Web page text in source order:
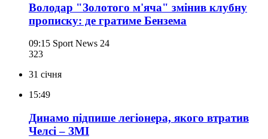
Володар "Золотого м'яча" змінив клубну
прописку: де гратиме Бензема
09:15 Sport News 24
323
31 січня
15:49
Динамо підпише легіонера, якого втратив
Челсі – ЗМІ